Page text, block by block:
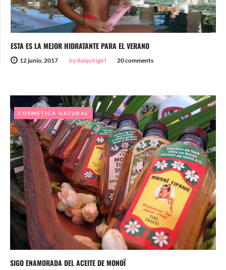
ESTA ES LA MEJOR HIDRATANTE PARA EL VERANO
12 junio, 2017 by daiquirigirl 20 comments
SIGO ENAMORADA DEL ACEITE DE MONOÏ
COSMÉTICA NATURAL